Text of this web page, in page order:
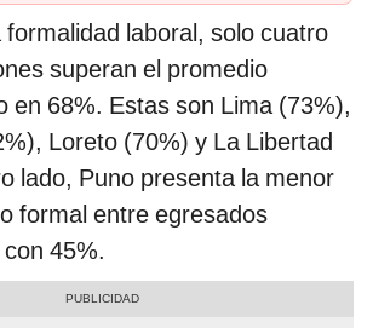
formalidad laboral, solo cuatro
superan el promedio
en 68%. Estas son Lima (73%),
Loreto (70%) y La Libertad
lado, Puno presenta la menor
formal entre egresados
45%.